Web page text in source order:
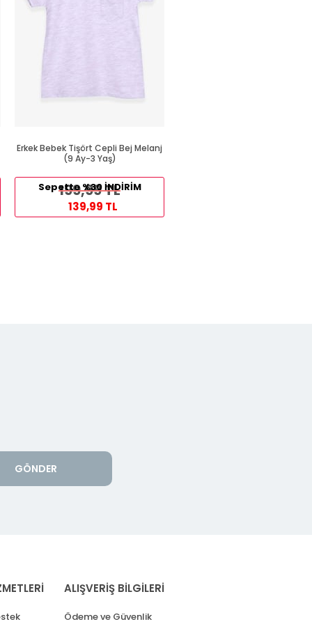
Erkek Bebek Tişört Cepli Bej Melanj
(9 Ay-3 Yaş)
199,99 TL
Sepette %30 İNDİRİM
139,99 TL
GÖNDER
ALIŞVERİŞ BİLGİLERİ
Ödeme ve Güvenlik